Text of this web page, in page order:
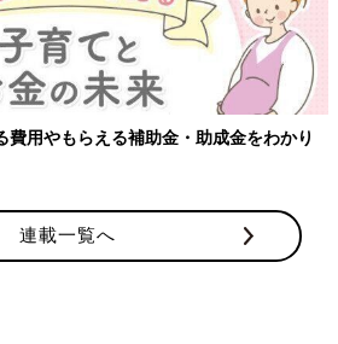
用やもらえる補助金・助成金をわかり
連載一覧へ